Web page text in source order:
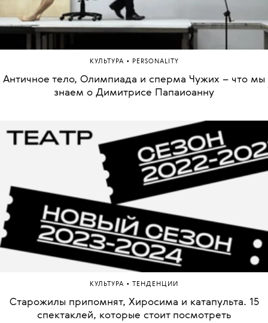
КУЛЬТУРА • PERSONALITY
Античное тело, Олимпиада и сперма Чужих – что мы
знаем о Димитрисе Папаиоанну
КУЛЬТУРА • ТЕНДЕНЦИИ
Старожилы припомнят, Хиросима и катапульта. 15
спектаклей, которые стоит посмотреть